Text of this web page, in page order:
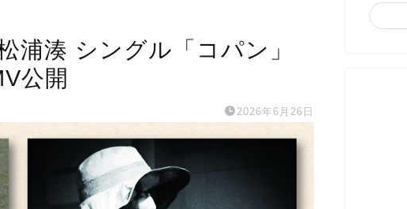
浦湊 シングル「コパン」
公開
2026年6月26日